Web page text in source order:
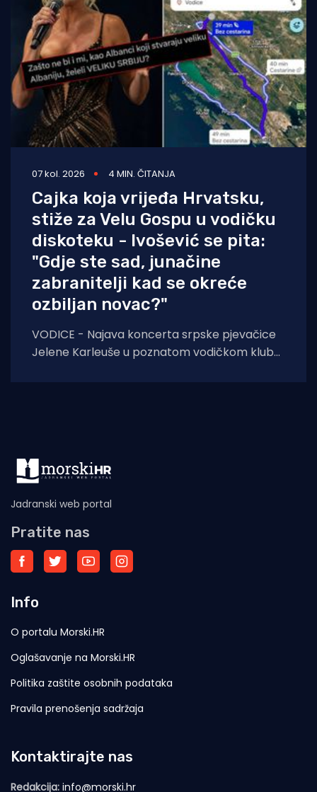
07 kol. 2026 4 MIN. ČITANJA
Cajka koja vrijeđa Hrvatsku,
stiže za Velu Gospu u vodičku
diskoteku - Ivošević se pita:
"Gdje ste sad, junačine
zabranitelji kad se okreće
ozbiljan novac?"
VODICE - Najava koncerta srpske pjevačice
Jelene Karleuše u poznatom vodičkom klubu
Jadranski web portal
Pratite nas
Info
O portalu Morski.HR
Oglašavanje na Morski.HR
Politika zaštite osobnih podataka
Pravila prenošenja sadržaja
Kontaktirajte nas
Redakcija: info@morski.hr